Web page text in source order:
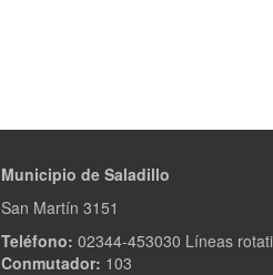
Municipio de Saladillo
San Martín 3151
Teléfono: 02344-453030 Líneas
Conmutador: 103